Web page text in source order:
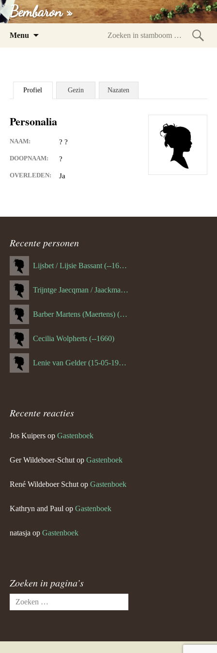
Bembaron »
Menu
Profiel Gezin Nazaten
Personalia
NAAM: ? ?
DOOPNAAM: ?
OVERLEDEN: Ja
Recente personen
Lijsbet / Lijsie Bassant (--1687)
Trijntge Jaecqman / Jaackman (--1651)
Barber Martens (Maertens) (--1658)
Cecilia Wolpherts (--1660)
Lenie van Gelder (15-05-1970)
Recente reacties
Jos Kuipers op Gastenboek
Ger Wildeboer-Schut op Gastenboek
René Wildeboer Schut op Gastenboek
Kathryn and Paul op Gastenboek
natasja op Gastenboek
Zoeken in pagina’s
Zoeken
naar: